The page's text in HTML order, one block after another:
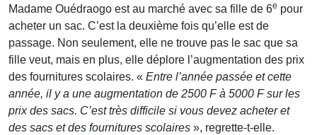
Madame Ouédraogo est au marché avec sa fille de 6e pour
acheter un sac. C’est la deuxième fois qu’elle est de
passage. Non seulement, elle ne trouve pas le sac que sa
fille veut, mais en plus, elle déplore l’augmentation des prix
des fournitures scolaires. « Entre l’année passée et cette
année, il y a une augmentation de 2500 F à 5000 F sur les
prix des sacs. C’est très difficile si vous devez acheter et
des sacs et des fournitures scolaires », regrette-t-elle.